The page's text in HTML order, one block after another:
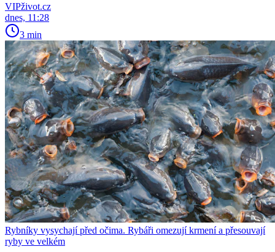
VIPživot.cz
dnes, 11:28
3 min
Rybníky vysychají před očima. Rybáři omezují krmení a přesouvají
ryby ve velkém